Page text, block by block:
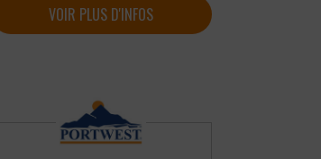
VOIR PLUS D'INFOS